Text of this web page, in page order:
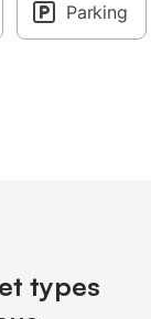
Parking
types